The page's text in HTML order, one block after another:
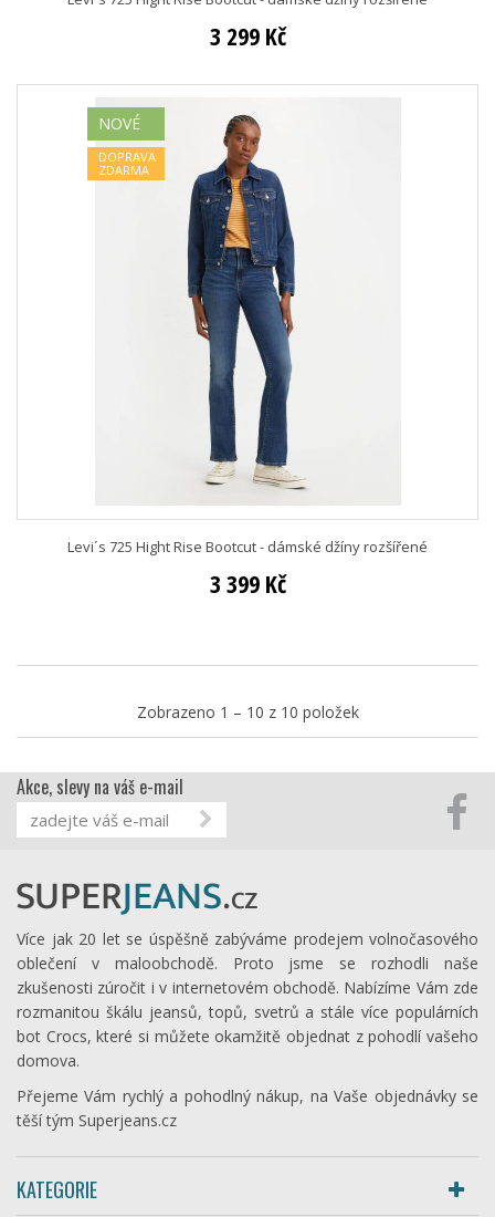
3 299 Kč
NOVÉ
DOPRAVA
ZDARMA
Levi´s 725 Hight Rise Bootcut - dámské džíny rozšířené
3 399 Kč
Zobrazeno 1 – 10 z 10 položek
Akce, slevy na váš e-mail
Více jak 20 let se úspěšně zabýváme prodejem volnočasového
oblečení v maloobchodě. Proto jsme se rozhodli naše
zkušenosti zúročit i v internetovém obchodě. Nabízíme Vám zde
rozmanitou škálu jeansů, topů, svetrů a stále více populárních
bot Crocs, které si můžete okamžitě objednat z pohodlí vašeho
domova.
Přejeme Vám rychlý a pohodlný nákup, na Vaše objednávky se
těší tým Superjeans.cz
KATEGORIE